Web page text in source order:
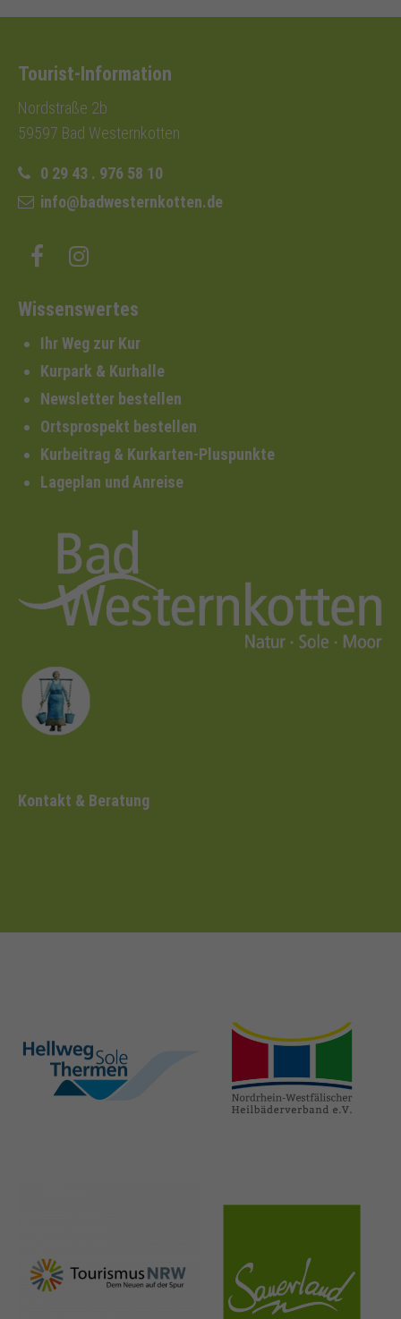
Tourist-Information
Nordstraße 2b
59597 Bad Westernkotten
0 29 43 . 976 58 10
info@badwesternkotten.de
Wissenswertes
Ihr Weg zur Kur
Kurpark & Kurhalle
Newsletter bestellen
Ortsprospekt bestellen
Kurbeitrag & Kurkarten-Pluspunkte
Lageplan und Anreise
Kontakt & Beratung
hellweg-sole-
thermen.de
heilbaeder.de
nrw-
tourismus.de
sauerland.co
m